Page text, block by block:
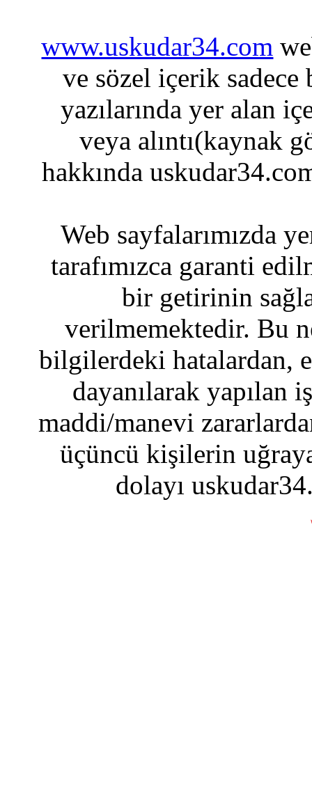
www.uskudar34.com
ve sözel içerik sadece
yazılarında yer alan
veya alıntı(kaynak
hakkında
Web sayfalarımızda
tarafımızca garanti
bir getirinin
verilmemektedir. Bu
bilgilerdeki hatalardan,
dayanılarak yapılan
maddi/manevi
üçüncü kişilerin
dolayı